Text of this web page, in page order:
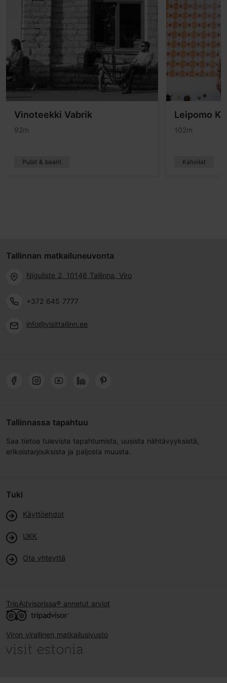
Vinoteekki Vabrik
92m
Pubit & baarit
Leipomo
102m
Kahvilat
Tallinnan matkailuneuvonta
Niguliste 2, 10146 Tallinna, Viro
+372 645 7777
info@visittallinn.ee
Tallinnassa tapahtuu
Saa tietoa tulevista tapahtumista, uusista nähtävyyksistä,
erikoistarjouksista ja paljosta muusta.
Tuki
Käyttöehdot
UKK
Ota yhteyttä
TripAdvisorissa® annetut arviot
Viron virallinen matkailusivusto